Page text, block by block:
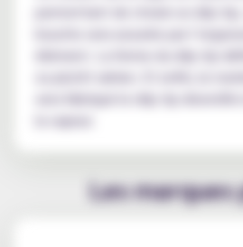
permettant de choisir un drip tip,
bouche sera assurée par
élément. La forme du drip tip
ou plutôt aérien. Et enfin, le
sera fabriqué le drip tip
la vapeur.
Les marques